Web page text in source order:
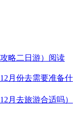
略二日游） 阅读
月份去需要准备什
月去旅游合适吗）